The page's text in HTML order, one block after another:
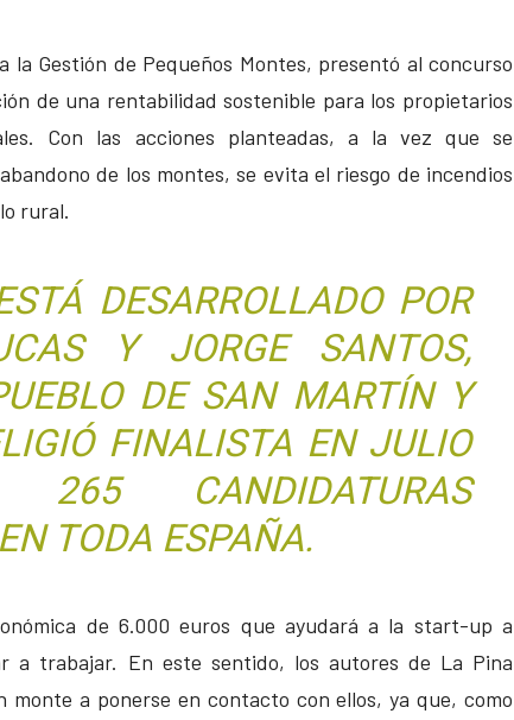
la Gestión de Pequeños Montes, presentó al concurso
de una rentabilidad sostenible para los propietarios
Con las acciones planteadas, a la vez que se
de los montes, se evita el riesgo de incendios
rural.
DESARROLLADO POR
Y JORGE SANTOS,
DE SAN MARTÍN Y
FINALISTA EN JULIO
CANDIDATURAS
TODA ESPAÑA.
de 6.000 euros que ayudará a la start-up a
a trabajar. En este sentido, los autores de La Pina
a ponerse en contacto con ellos, ya que, como